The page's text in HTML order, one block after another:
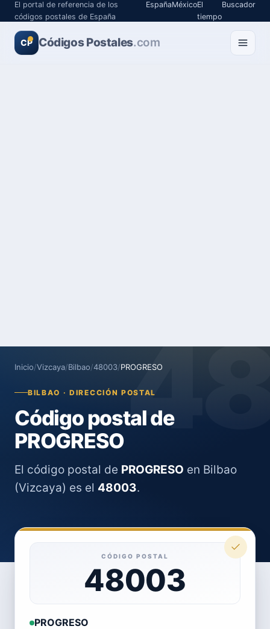
El portal de referencia de los
códigos postales de España
EspañaMéxicoEl
tiempo
Buscador
CP Códigos Postales.com
Inicio/Vizcaya/Bilbao/48003/PROGRESO
BILBAO · DIRECCIÓN POSTAL
Código postal de
PROGRESO
El código postal de PROGRESO en Bilbao
(Vizcaya) es el 48003.
CÓDIGO POSTAL
48003
PROGRESO